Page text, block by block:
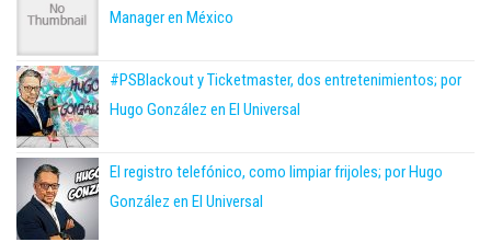
Manager en México
#PSBlackout y Ticketmaster, dos entretenimientos; por
Hugo González en El Universal
El registro telefónico, como limpiar frijoles; por Hugo
González en El Universal